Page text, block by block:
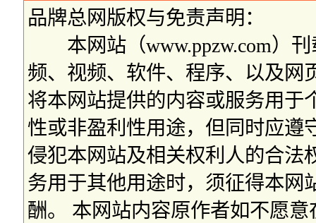
品牌总网版权与免责声明：
本网站（www.ppzw.com）刊
频、视频、软件、程序、以及网
将本网站提供的内容或服务用于
性或非盈利性用途，但同时应遵
侵犯本网站及相关权利人的合法
务用于其他用途时，须征得本网
酬。 本网站内容原作者如不愿